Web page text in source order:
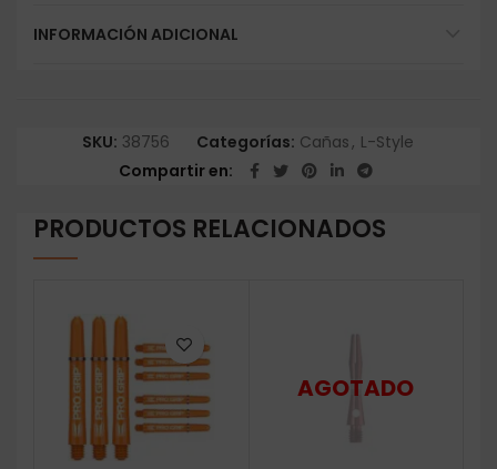
INFORMACIÓN ADICIONAL
SKU: 38756 Categorías: Cañas, L-Style
Compartir en
PRODUCTOS RELACIONADOS